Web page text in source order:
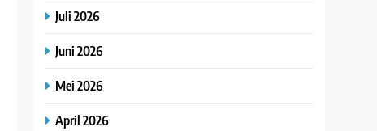
Juli 2026
Juni 2026
Mei 2026
April 2026